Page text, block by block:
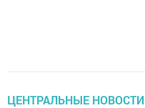
ЦЕНТРАЛЬНЫЕ НОВОСТИ